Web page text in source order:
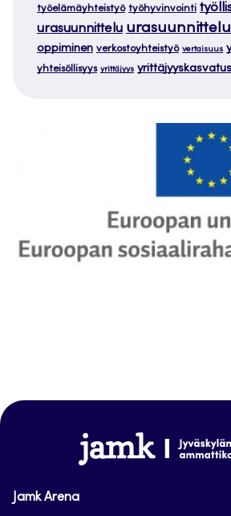
työelämäyhteistyö työhyvinvointi
urasuunnittelu
oppiminen verkostoyhteistyö vertaisuus
yhteisöllisyys yrittäjyys yrittäjyyskasvatus
www.jamk.fi
Jamk Arena